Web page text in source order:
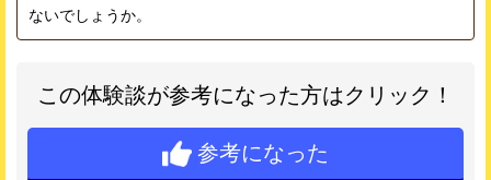
ないでしょうか。
この体験談が参考になった方はクリック！
参考になった